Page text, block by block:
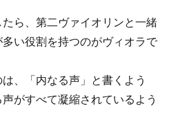
ら、第二ヴァイオリンと一緒
い役割を持つのがヴィオラで
は、「内なる声」と書くよう
がすべて凝縮されているよう